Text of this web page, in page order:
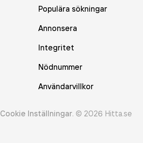
Populära sökningar
Annonsera
Integritet
Nödnummer
Användarvillkor
Cookie Inställningar. © 2026 Hitta.se